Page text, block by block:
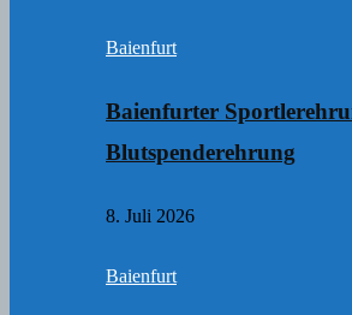
Baienfurt
Baienfurter
Blutspenderehrung
8. Juli 2026
Baienfurt